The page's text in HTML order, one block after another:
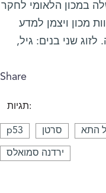
במכון הלאומי לחקר
שש שנים. בשנת 2012 הצטרפה לצוות מכון ויצמן למדע
שני בנים: גיל,
Share
תגיות:
p53 סרטן התא
ירדנה סמואלס